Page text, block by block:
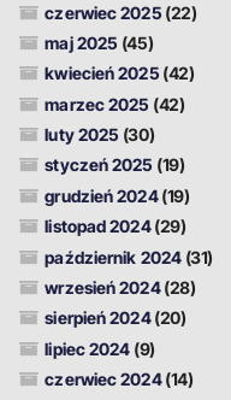
czerwiec 2025 (22)
maj 2025 (45)
kwiecień 2025 (42)
marzec 2025 (42)
luty 2025 (30)
styczeń 2025 (19)
grudzień 2024(19)
listopad 2024(29)
październik 2024(31)
wrzesień 2024(28)
sierpień 2024(20)
lipiec 2024 (9)
czerwiec 2024(14)